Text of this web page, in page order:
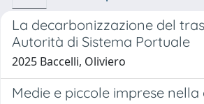
La decarbonizzazione del
Autorità di Sistema Portuale
2025 Baccelli, Oliviero
Medie e piccole imprese